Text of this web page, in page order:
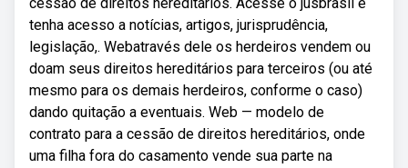
tenha acesso a notícias, artigos, jurisprudência,
legislação,. Webatravés dele os herdeiros vendem ou
doam seus direitos hereditários para terceiros (ou até
mesmo para os demais herdeiros, conforme o caso)
dando quitação a eventuais. Web — modelo de
contrato para a cessão de direitos hereditários, onde
uma filha fora do casamento vende sua parte na